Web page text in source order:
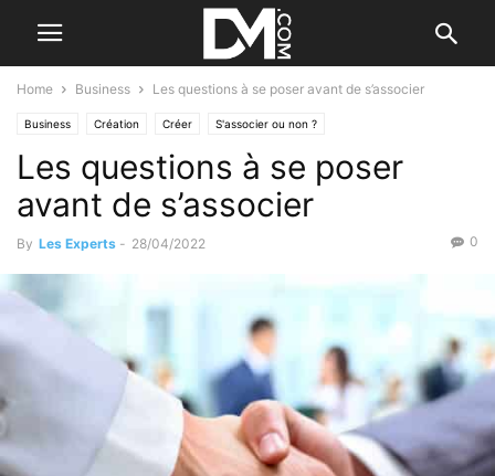
Home Business Les questions à se poser avant de s’associer
Business Création Créer S'associer ou non ?
Les questions à se poser
avant de s’associer
By Les Experts - 28/04/2022 0